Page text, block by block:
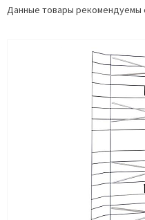
Данные товары рекомендуемы